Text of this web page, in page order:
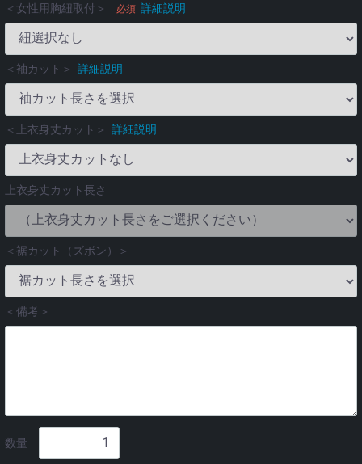
＜女性用胸紐取付＞ 必須 詳細説明
＜袖カット＞ 詳細説明
＜上衣身丈カット＞ 詳細説明
上衣身丈カット長さ
＜裾カット（ズボン）＞
＜備考＞
数量